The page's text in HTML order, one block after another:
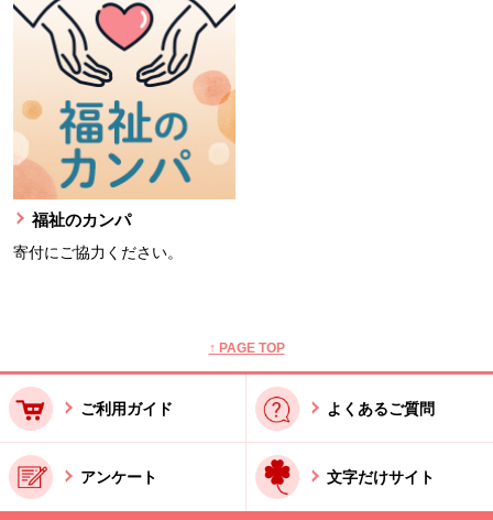
福祉のカンパ
寄付にご協力ください。
↑ PAGE TOP
ご利用ガイド よくあるご質問
アンケート 文字だけサイト